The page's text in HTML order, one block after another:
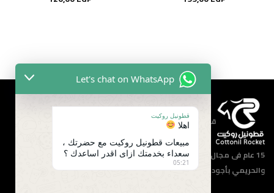
قطونيل روكيت | خبره
15 عام فى مجال الملابس ، نقدم أفضل الموديلات الرجالي والأطفالي
والحريمي بأجود الخامات
Let's chat on WhatsApp
قطونيل روكيت
اهلا
مبيعات قطونيل روكيت مع حضرتك ،
سعداء بخدمتك ازاى اقدر اساعدك ؟
05:21